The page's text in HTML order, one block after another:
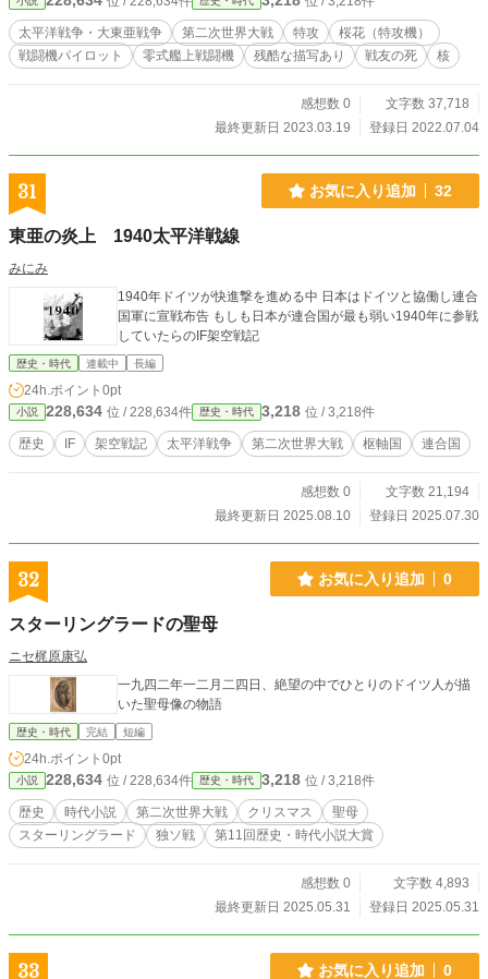
太平洋戦争・大東亜戦争 第二次世界大戦 特攻
桜花（特攻機）
戦闘機パイロット
零式艦上戦闘機 残酷な描写あり 戦友の死 核
感想数 0
文字数 37,718
最終更新日 2023.03.19
登録日 2022.07.04
31 お気に入り追加 32
東亜の炎上 1940太平洋戦線
みにみ
1940年ドイツが快進撃を進める中 日本はドイツと協働し連合
国軍に宣戦布告 もしも日本が連合国が最も弱い1940年に参戦
していたらのIF架空戦記
歴史・時代 連載中 長編
24h.ポイント 0pt
小説 228,634 位 / 228,634件 歴史・時代 3,218 位 / 3,218件
歴史 IF 架空戦記 太平洋戦争 第二次世界大戦 枢軸国 連合国
感想数 0
文字数 21,194
最終更新日 2025.08.10
登録日 2025.07.30
32 お気に入り追加 0
スターリングラードの聖母
ニセ梶原康弘
一九四二年一二月二四日、絶望の中でひとりのドイツ人が描
いた聖母像の物語
歴史・時代 完結 短編
24h.ポイント 0pt
小説 228,634 位 / 228,634件 歴史・時代 3,218 位 / 3,218件
歴史 時代小説 第二次世界大戦 クリスマス
聖母
スターリングラード
独ソ戦 第11回歴史・時代小説大賞
感想数 0
文字数 4,893
最終更新日 2025.05.31
登録日 2025.05.31
33 お気に入り追加 0